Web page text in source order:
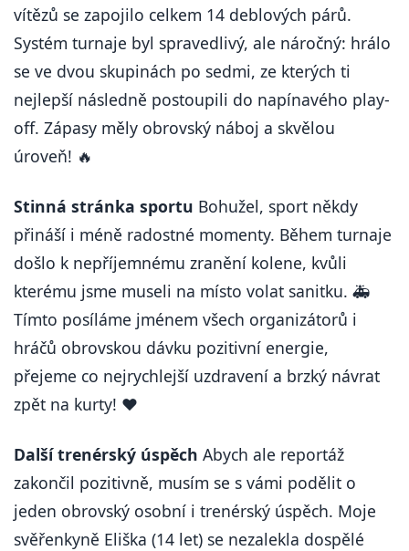
vítězů se zapojilo celkem 14 deblových párů.
Systém turnaje byl spravedlivý, ale náročný: hrálo
se ve dvou skupinách po sedmi, ze kterých ti
nejlepší následně postoupili do napínavého play-
off. Zápasy měly obrovský náboj a skvělou
úroveň! 🔥
Stinná stránka sportu Bohužel, sport někdy
přináší i méně radostné momenty. Během turnaje
došlo k nepříjemnému zranění kolene, kvůli
kterému jsme museli na místo volat sanitku. 🚑
Tímto posíláme jménem všech organizátorů i
hráčů obrovskou dávku pozitivní energie,
přejeme co nejrychlejší uzdravení a brzký návrat
zpět na kurty! ❤️
Další trenérský úspěch Abych ale reportáž
zakončil pozitivně, musím se s vámi podělit o
jeden obrovský osobní i trenérský úspěch. Moje
svěřenkyně Eliška (14 let) se nezalekla dospělé